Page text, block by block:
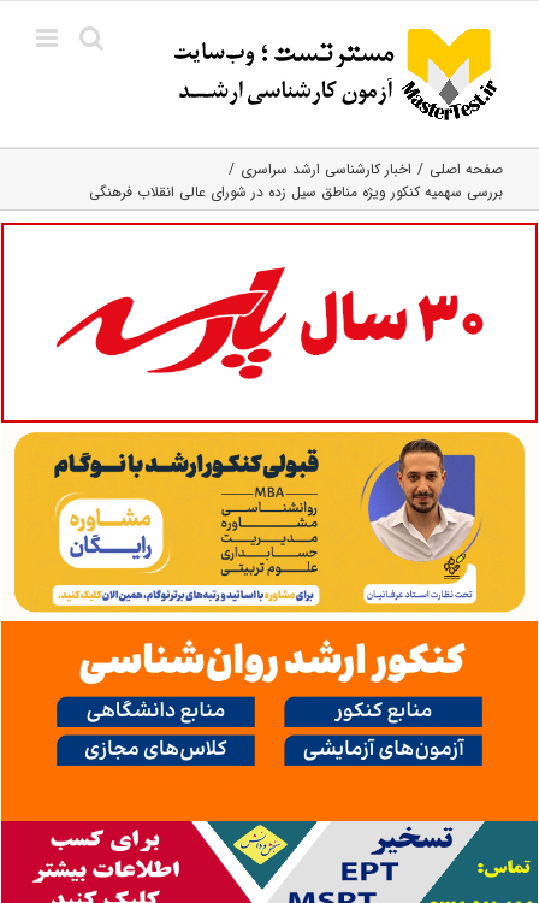
content
صفحه اصلی
اخبار کارشناسی ارشد سراسری
بررسی سهمیه کنکور ویژه مناطق سیل‌ زده در شورای عالی انقلاب فرهنگی